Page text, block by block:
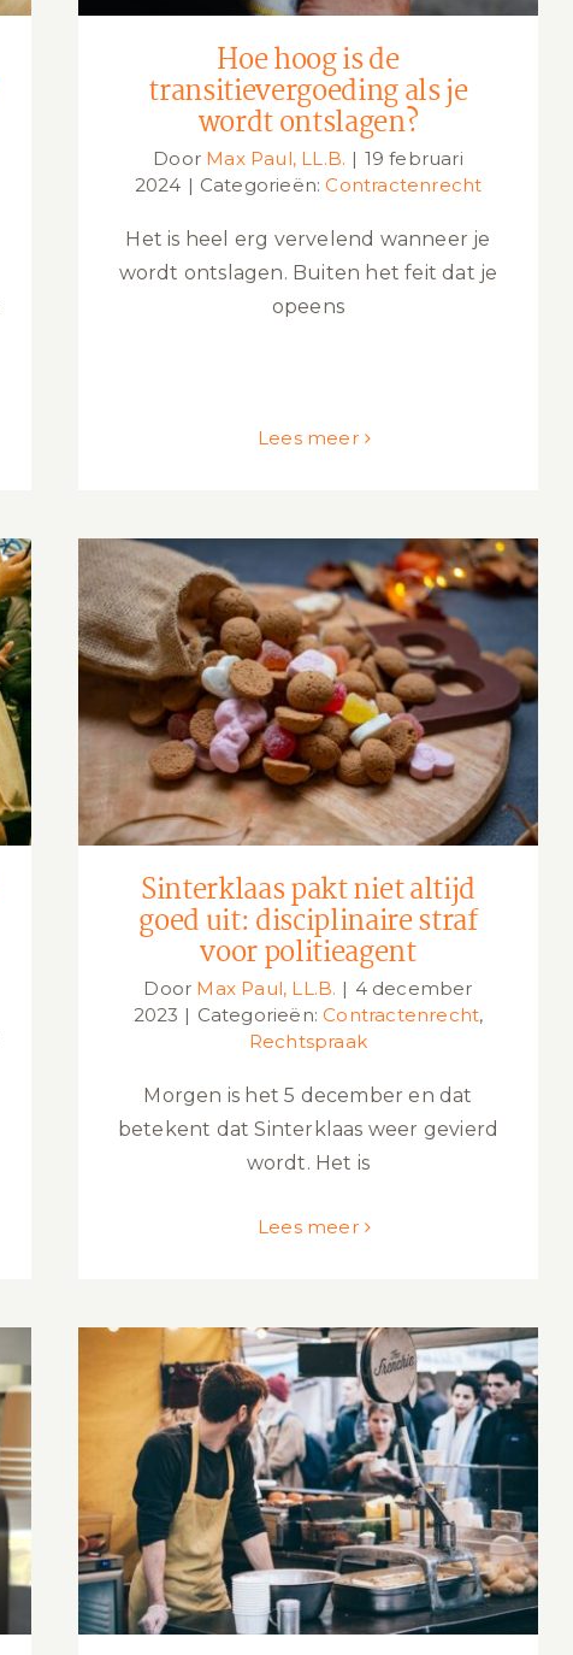
Hoe hoog is de
transitievergoeding als je
wordt ontslagen?
Door Max Paul, LL.B. | 19 februari
2024 | Categorieën: Contractenrecht
Het is heel erg vervelend wanneer je
wordt ontslagen. Buiten het feit dat je
opeens
Lees meer
Sinterklaas pakt niet altijd goed uit:
disciplinaire straf voor politieagent
Sinterklaas pakt niet altijd
goed uit: disciplinaire straf
voor politieagent
Door Max Paul, LL.B. | 4 december
2023 | Categorieën: Contractenrecht,
Rechtspraak
Morgen is het 5 december en dat
betekent dat Sinterklaas weer gevierd
wordt. Het is
Lees meer
Personeel aannemen? Hier moet je
rekening mee houden